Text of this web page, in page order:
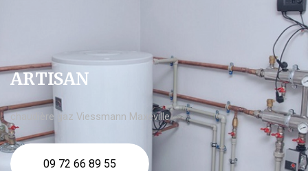
ARTISAN
chaudière gaz Viessmann Maxéville
09 72 66 89 55